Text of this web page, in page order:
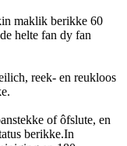
maklik berikke 60
helte fan dy fan
reek- en reukloos
of ôfslute, en
berikke.In